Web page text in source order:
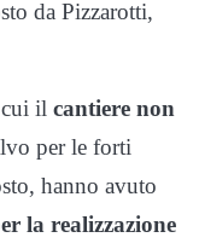
da Pizzarotti,
il cantiere non
per le forti
hanno avuto
la realizzazione